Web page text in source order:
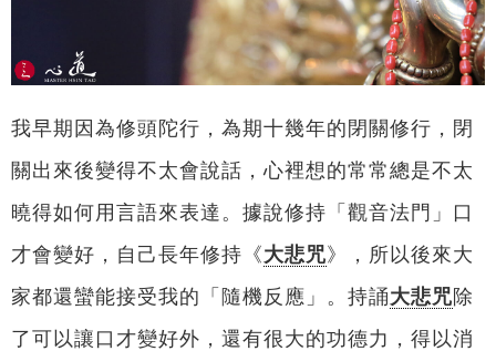
我早期因為修頭陀行，為期十幾年的閉關修行，閉
關出來後變得不太會說話，心裡想的常常總是不太
曉得如何用言語來表達。據說修持「觀音法門」口
才會變好，自己長年修持《大悲咒》，所以後來大
家都還蠻能接受我的「隨機反應」。持誦大悲咒除
了可以讓口才變好外，還有很大的功德力，得以消